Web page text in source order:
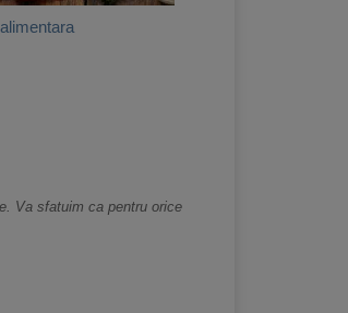
Va sfatuim ca pentru orice